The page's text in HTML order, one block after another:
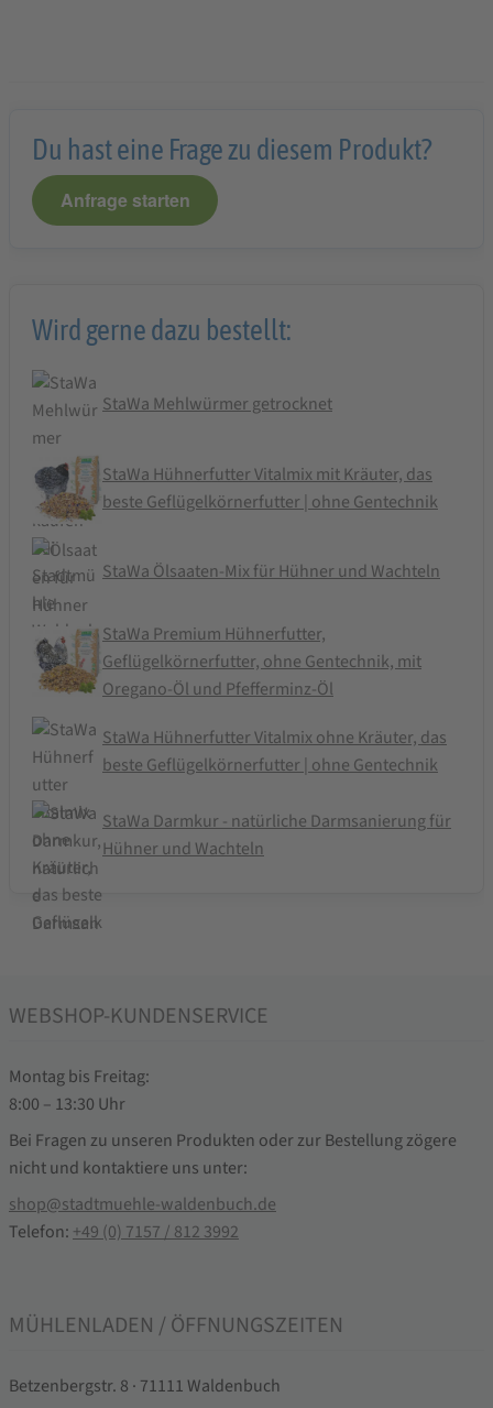
Du hast eine Frage zu diesem Produkt?
Anfrage starten
Wird gerne dazu bestellt:
StaWa Mehlwürmer getrocknet
StaWa Hühnerfutter Vitalmix mit Kräuter, das
beste Geflügelkörnerfutter | ohne Gentechnik
StaWa Ölsaaten-Mix für Hühner und Wachteln
StaWa Premium Hühnerfutter,
Geflügelkörnerfutter, ohne Gentechnik, mit
Oregano-Öl und Pfefferminz-Öl
StaWa Hühnerfutter Vitalmix ohne Kräuter, das
beste Geflügelkörnerfutter | ohne Gentechnik
StaWa Darmkur - natürliche Darmsanierung für
Hühner und Wachteln
WEBSHOP-KUNDENSERVICE
Montag bis Freitag:
8:00 – 13:30 Uhr
Bei Fragen zu unseren Produkten oder zur Bestellung zögere
nicht und kontaktiere uns unter:
shop@stadtmuehle-waldenbuch.de
Telefon:+49 (0) 7157 / 812 3992
MÜHLENLADEN / ÖFFNUNGSZEITEN
Betzenbergstr. 8 · 71111 Waldenbuch